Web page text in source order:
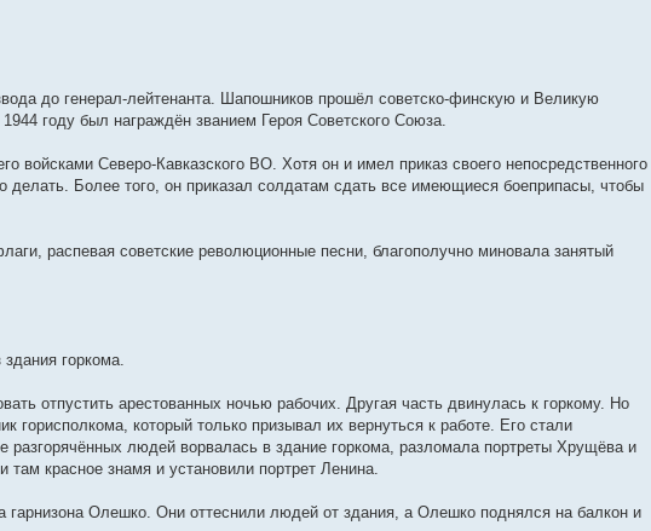
до генерал-лейтенанта. Шапошников прошёл советско-финскую и Великую
году был награждён званием Героя Советского Союза.
Северо-Кавказского ВО. Хотя он и имел приказ своего непосредственного
Более того, он приказал солдатам сдать все имеющиеся боеприпасы, чтобы
распевая советские революционные песни, благополучно миновала занятый
горкома.
отпустить арестованных ночью рабочих. Другая часть двинулась к горкому. Но
который только призывал их вернуться к работе. Его стали
людей ворвалась в здание горкома, разломала портреты Хрущёва и
красное знамя и установили портрет Ленина.
Олешко. Они оттеснили людей от здания, а Олешко поднялся на балкон и